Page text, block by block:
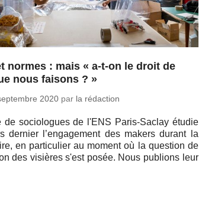
normes : mais « a-t-on le droit de
nous faisons ? »
2020 par la rédaction
de so­cio­logues de l'ENS Pa­ris-Sa­clay étudie
dernier l’en­ga­ge­ment des makers durant la
en par­ti­cu­lier au moment où la ques­tion de
des vi­sières s'est posée. Nous pu­blions leur